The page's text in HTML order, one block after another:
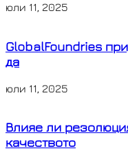
юли 11, 2025
GlobalFoundries
да
юли 11, 2025
Влияе ли
качеството